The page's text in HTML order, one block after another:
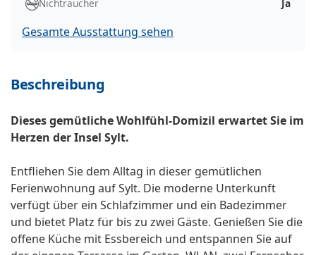
Nichtraucher
Ja
Gesamte Ausstattung sehen
Beschreibung
Dieses gemütliche Wohlfühl-Domizil erwartet Sie im
Herzen der Insel Sylt.
Entfliehen Sie dem Alltag in dieser gemütlichen
Ferienwohnung auf Sylt. Die moderne Unterkunft
verfügt über ein Schlafzimmer und ein Badezimmer
und bietet Platz für bis zu zwei Gäste. Genießen Sie die
offene Küche mit Essbereich und entspannen Sie auf